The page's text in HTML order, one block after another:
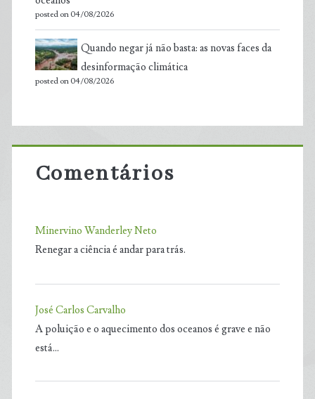
posted on 04/08/2026
Quando negar já não basta: as novas faces da
desinformação climática
posted on 04/08/2026
Comentários
Minervino Wanderley Neto
Renegar a ciência é andar para trás.
José Carlos Carvalho
A poluição e o aquecimento dos oceanos é grave e não
está…